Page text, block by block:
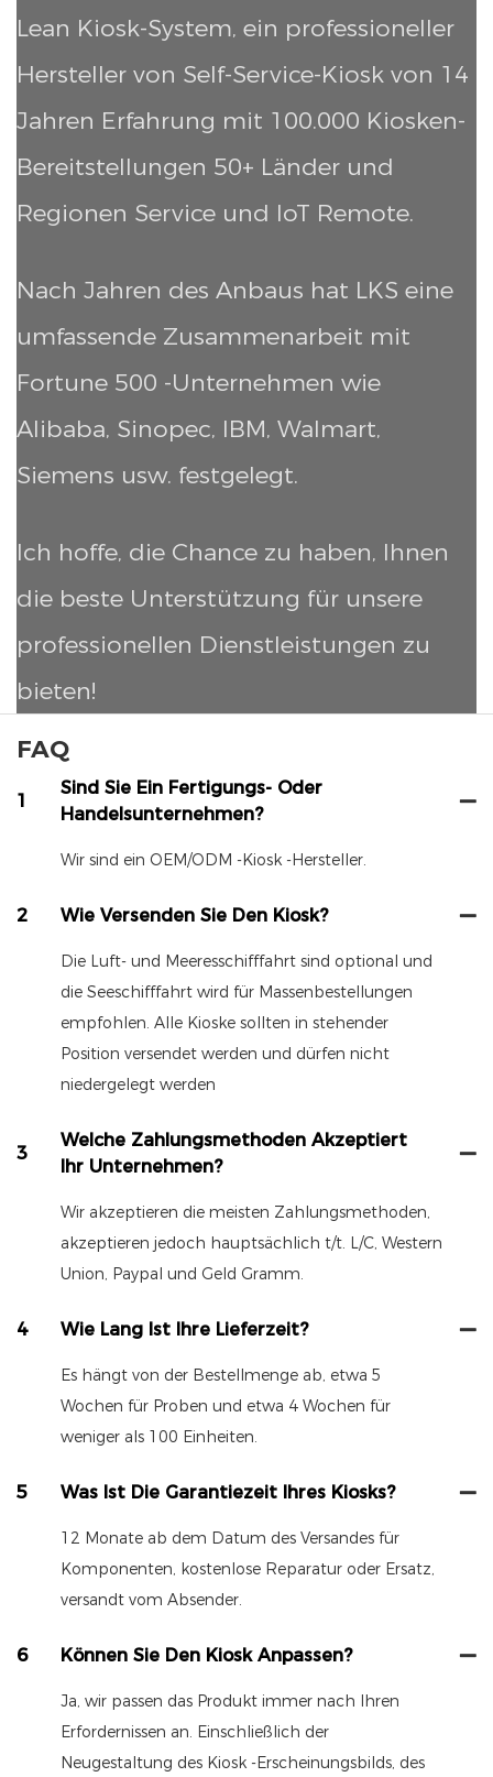
Lean Kiosk-System, ein professioneller
Hersteller von Self-Service-Kiosk von 14
Jahren Erfahrung mit 100.000 Kiosken-
Bereitstellungen 50+ Länder und
Regionen Service und IoT Remote.
Nach Jahren des Anbaus hat LKS eine
umfassende Zusammenarbeit mit
Fortune 500 -Unternehmen wie
Alibaba, Sinopec, IBM, Walmart,
Siemens usw. festgelegt.
Ich hoffe, die Chance zu haben, Ihnen
die beste Unterstützung für unsere
professionellen Dienstleistungen zu
bieten!
FAQ
1
Sind Sie Ein Fertigungs- Oder
Handelsunternehmen?
Wir sind ein OEM/ODM -Kiosk -Hersteller.
2 Wie Versenden Sie Den Kiosk?
Die Luft- und Meeresschifffahrt sind optional und
die Seeschifffahrt wird für Massenbestellungen
empfohlen. Alle Kioske sollten in stehender
Position versendet werden und dürfen nicht
niedergelegt werden
3
Welche Zahlungsmethoden Akzeptiert
Ihr Unternehmen?
Wir akzeptieren die meisten Zahlungsmethoden,
akzeptieren jedoch hauptsächlich t/t. L/C, Western
Union, Paypal und Geld Gramm.
4 Wie Lang Ist Ihre Lieferzeit?
Es hängt von der Bestellmenge ab, etwa 5
Wochen für Proben und etwa 4 Wochen für
weniger als 100 Einheiten.
5 Was Ist Die Garantiezeit Ihres Kiosks?
12 Monate ab dem Datum des Versandes für
Komponenten, kostenlose Reparatur oder Ersatz,
versandt vom Absender.
6 Können Sie Den Kiosk Anpassen?
Ja, wir passen das Produkt immer nach Ihren
Erfordernissen an. Einschließlich der
Neugestaltung des Kiosk -Erscheinungsbilds, des